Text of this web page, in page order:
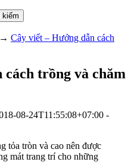
kiếm
→ Cây viết – Hướng dẫn cách
trồng và chăm
08-24T11:55:08+07:00 -
tỏa tròn và cao nên được
mát trang trí cho những